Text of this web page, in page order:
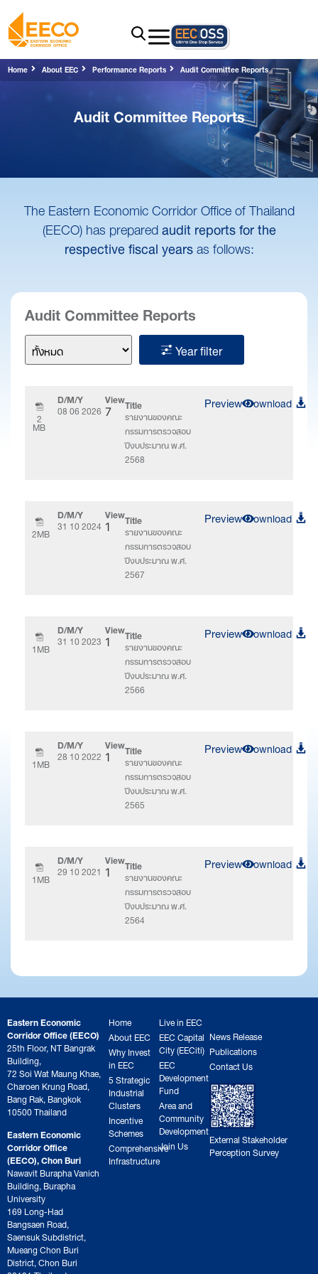
Home About EEC Performance Reports Audit Committee Reports
Audit Committee Reports
The Eastern Economic Corridor Office of Thailand
(EECO) has preparedaudit reports for the
respective fiscal yearsas follows:
Audit Committee Reports
Year filter
2
MB
D/M/Y
08 06 2026
View
7 Title
รายงานของคณะ
กรรมการตรวจสอบ
ปีงบประมาณ พ.ศ.
2568
PreviewDownload
2MB
D/M/Y
31 10 2024
View
1 Title
รายงานของคณะ
กรรมการตรวจสอบ
ปีงบประมาณ พ.ศ.
2567
PreviewDownload
1MB
D/M/Y
31 10 2023
View
1 Title
รายงานของคณะ
กรรมการตรวจสอบ
ปีงบประมาณ พ.ศ.
2566
PreviewDownload
1MB
D/M/Y
28 10 2022
View
1 Title
รายงานของคณะ
กรรมการตรวจสอบ
ปีงบประมาณ พ.ศ.
2565
PreviewDownload
1MB
D/M/Y
29 10 2021
View
1 Title
รายงานของคณะ
กรรมการตรวจสอบ
ปีงบประมาณ พ.ศ.
2564
PreviewDownload
Eastern Economic
Corridor Office (EECO)
25th Floor, NT Bangrak
Building,
72 Soi Wat Maung Khae,
Charoen Krung Road,
Bang Rak, Bangkok
10500 Thailand
Eastern Economic
Corridor Office
(EECO), Chon Buri
Nawavit Burapha Vanich
Building, Burapha
University
169 Long-Had
Bangsaen Road,
Saensuk Subdistrict,
Mueang Chon Buri
District, Chon Buri
Home
About EEC
Why Invest
in EEC
5 Strategic
Industrial
Clusters
Incentive
Schemes
Comprehensive
Infrastructure
Live in EEC
EEC Capital
City (EECiti)
EEC
Development
Fund
Area and
Community
Development
Join Us
News Release
Publications
Contact Us
External Stakeholder
Perception Survey